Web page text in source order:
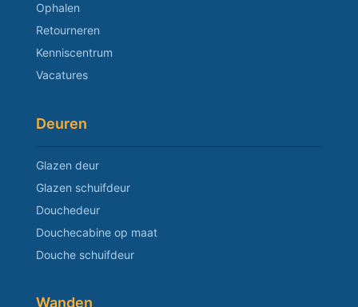
Ophalen
Retourneren
Kenniscentrum
Vacatures
Deuren
Glazen deur
Glazen schuifdeur
Douchedeur
Douchecabine op maat
Douche schuifdeur
Wanden